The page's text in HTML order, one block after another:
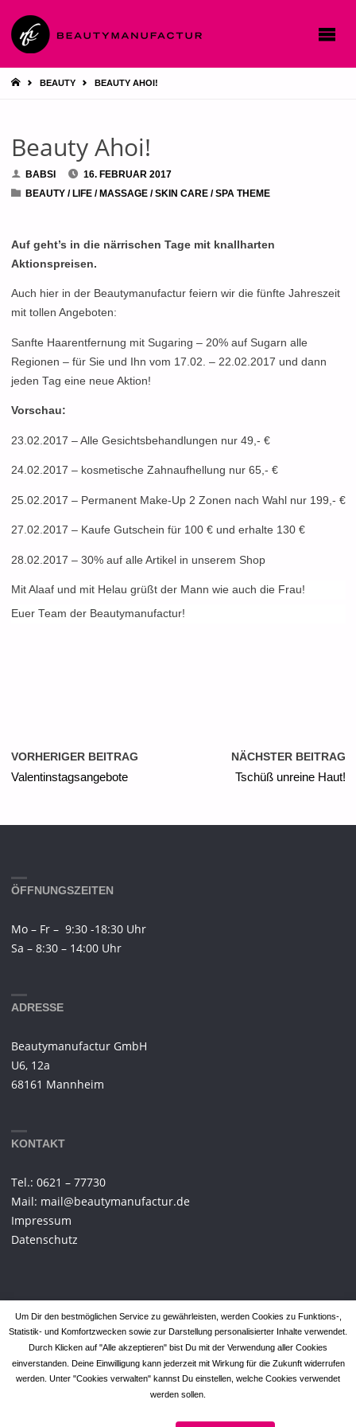
STARTSEITE
BEAUTY BEAUTY AHOI!
Beauty Ahoi!
BABSI
16. FEBRUAR 2017
BEAUTY / LIFE / MASSAGE /SKIN CARE /SPA THEME
Auf geht’s in die närrischen Tage mit knallharten
Aktionspreisen.
Auch hier in der Beautymanufactur feiern wir die fünfte Jahreszeit
mit tollen Angeboten:
Sanfte Haarentfernung mit Sugaring – 20% auf Sugarn alle
Regionen – für Sie und Ihn vom 17.02. – 22.02.2017 und dann
jeden Tag eine neue Aktion!
Vorschau:
23.02.2017 – Alle Gesichtsbehandlungen nur 49,- €
24.02.2017 – kosmetische Zahnaufhellung nur 65,- €
25.02.2017 – Permanent Make-Up 2 Zonen nach Wahl nur 199,- €
27.02.2017 – Kaufe Gutschein für 100 € und erhalte 130 €
28.02.2017 – 30% auf alle Artikel in unserem Shop
Mit Alaaf und mit Helau grüßt der Mann wie auch die Frau!
Euer Team der Beautymanufactur!
VORHERIGER BEITRAG
Valentinstagsangebote
NÄCHSTER BEITRAG
Tschüß unreine Haut!
ÖFFNUNGSZEITEN
Mo – Fr – 9:30 -18:30 Uhr
Sa – 8:30 – 14:00 Uhr
ADRESSE
Beautymanufactur GmbH
U6, 12a
68161 Mannheim
KONTAKT
Tel.: 0621 – 77730
Mail: mail@beautymanufactur.de
Impressum
Datenschutz
©2021 BEAUTYMANUFACTUR
POWERED BYSEPTERA&
Um Dir den bestmöglichen Service zu gewährleisten, werden Cookies zu Funktions-,
Statistik- und Komfortzwecken sowie zur Darstellung personalisierter Inhalte verwendet.
Durch Klicken auf "Alle akzeptieren" bist Du mit der Verwendung aller Cookies
einverstanden. Deine Einwilligung kann jederzeit mit Wirkung für die Zukunft widerrufen
werden. Unter "Cookies verwalten" kannst Du einstellen, welche Cookies verwendet
werden sollen.